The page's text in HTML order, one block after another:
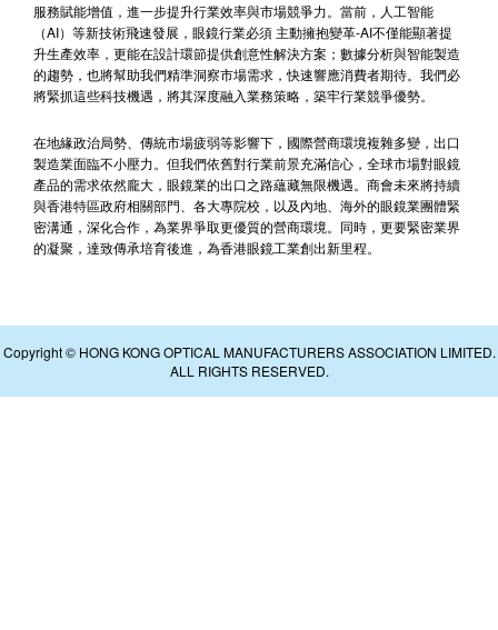
服務賦能增值，進一步提升行業效率與市場競爭力。當前，人工智能
（AI）等新技術飛速發展，眼鏡行業必須 主動擁抱變革-AI不僅能顯著提
升生產效率，更能在設計環節提供創意性解決方案；數據分析與智能製造
的趨勢，也將幫助我們精準洞察市場需求，快速響應消費者期待。我們必
將緊抓這些科技機遇，將其深度融入業務策略，築牢行業競爭優勢。
在地緣政治局勢、傳統市場疲弱等影響下，國際營商環境複雜多變，出口
製造業面臨不小壓力。但我們依舊對行業前景充滿信心，全球市場對眼鏡
產品的需求依然龐大，眼鏡業的出口之路蘊藏無限機遇。商會未來將持續
與香港特區政府相關部門、各大專院校，以及內地、海外的眼鏡業團體緊
密溝通，深化合作，為業界爭取更優質的營商環境。同時，更要緊密業界
的凝聚，達致傳承培育後進，為香港眼鏡工業創出新里程。
Copyright © HONG KONG OPTICAL MANUFACTURERS ASSOCIATION LIMITED.
ALL RIGHTS RESERVED.